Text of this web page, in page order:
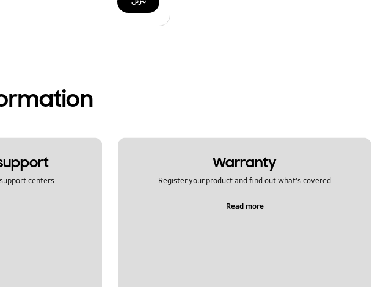
Warranty
Register your product and find out what's covered
Read more
centers